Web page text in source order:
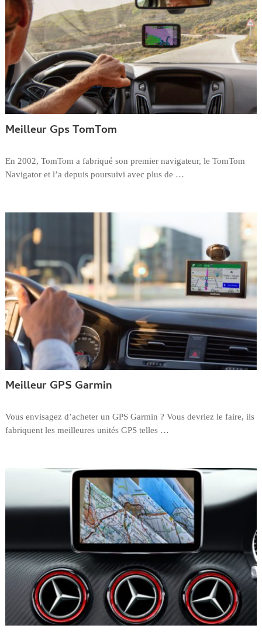
Meilleur Gps TomTom
En 2002, TomTom a fabriqué son premier navigateur, le TomTom
Navigator et l’a depuis poursuivi avec plus de …
Meilleur GPS Garmin
Vous envisagez d’acheter un GPS Garmin ? Vous devriez le faire, ils
fabriquent les meilleures unités GPS telles …